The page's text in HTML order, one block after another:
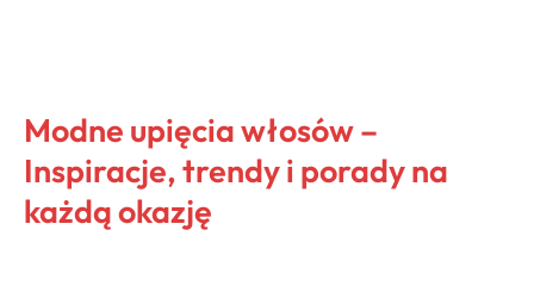
Modne upięcia włosów –
Inspiracje, trendy i porady na
każdą okazję